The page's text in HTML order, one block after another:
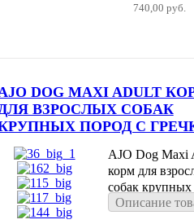
740,00 руб.
DOG MAXI ADULT
ДЛЯ ВЗРОСЛЫХ СОБАК
ПОРОД С
AJO Dog Maxi
корм для
собак крупных
с гречкой
Описание